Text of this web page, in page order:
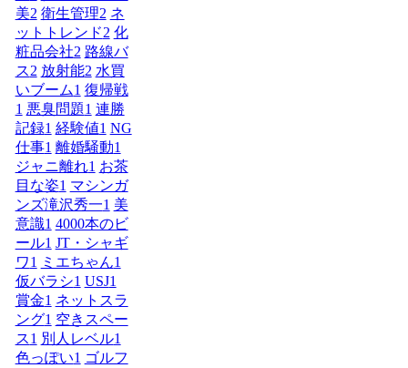
美2 衛生管理2 ネ
ットトレンド2 化
粧品会社2 路線バ
ス2 放射能2 水買
いブーム1 復帰戦
1 悪臭問題1 連勝
記録1 経験値1 NG
仕事1 離婚騒動1
ジャニ離れ1 お茶
目な姿1 マシンガ
ンズ滝沢秀一1 美
意識1 4000本のビ
ール1 JT・シャギ
ワ1 ミエちゃん1
仮バラシ1 USJ1
賞金1 ネットスラ
ング1 空きスペー
ス1 別人レベル1
色っぽい1 ゴルフ